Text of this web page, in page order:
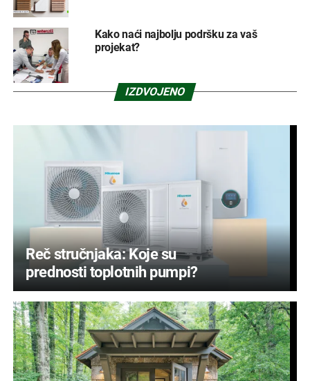
Kako naći najbolju podršku za vaš
projekat?
IZDVOJENO
Reč stručnjaka: Koje su
prednosti toplotnih pumpi?